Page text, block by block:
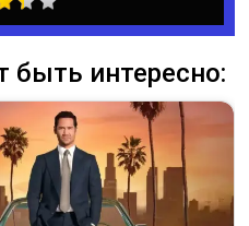
интересно: